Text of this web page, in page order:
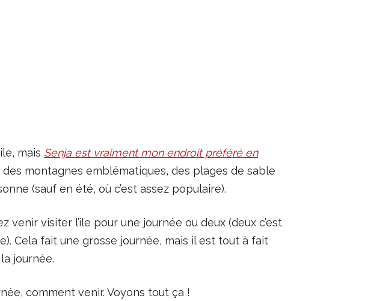
mais Senja est vraiment mon endroit préféré en
montagnes emblématiques, des plages de sable
(sauf en été, où c’est assez populaire).
venir visiter l’ile pour une journée ou deux (deux c’est
Cela fait une grosse journée, mais il est tout à fait
journée.
comment venir. Voyons tout ça !